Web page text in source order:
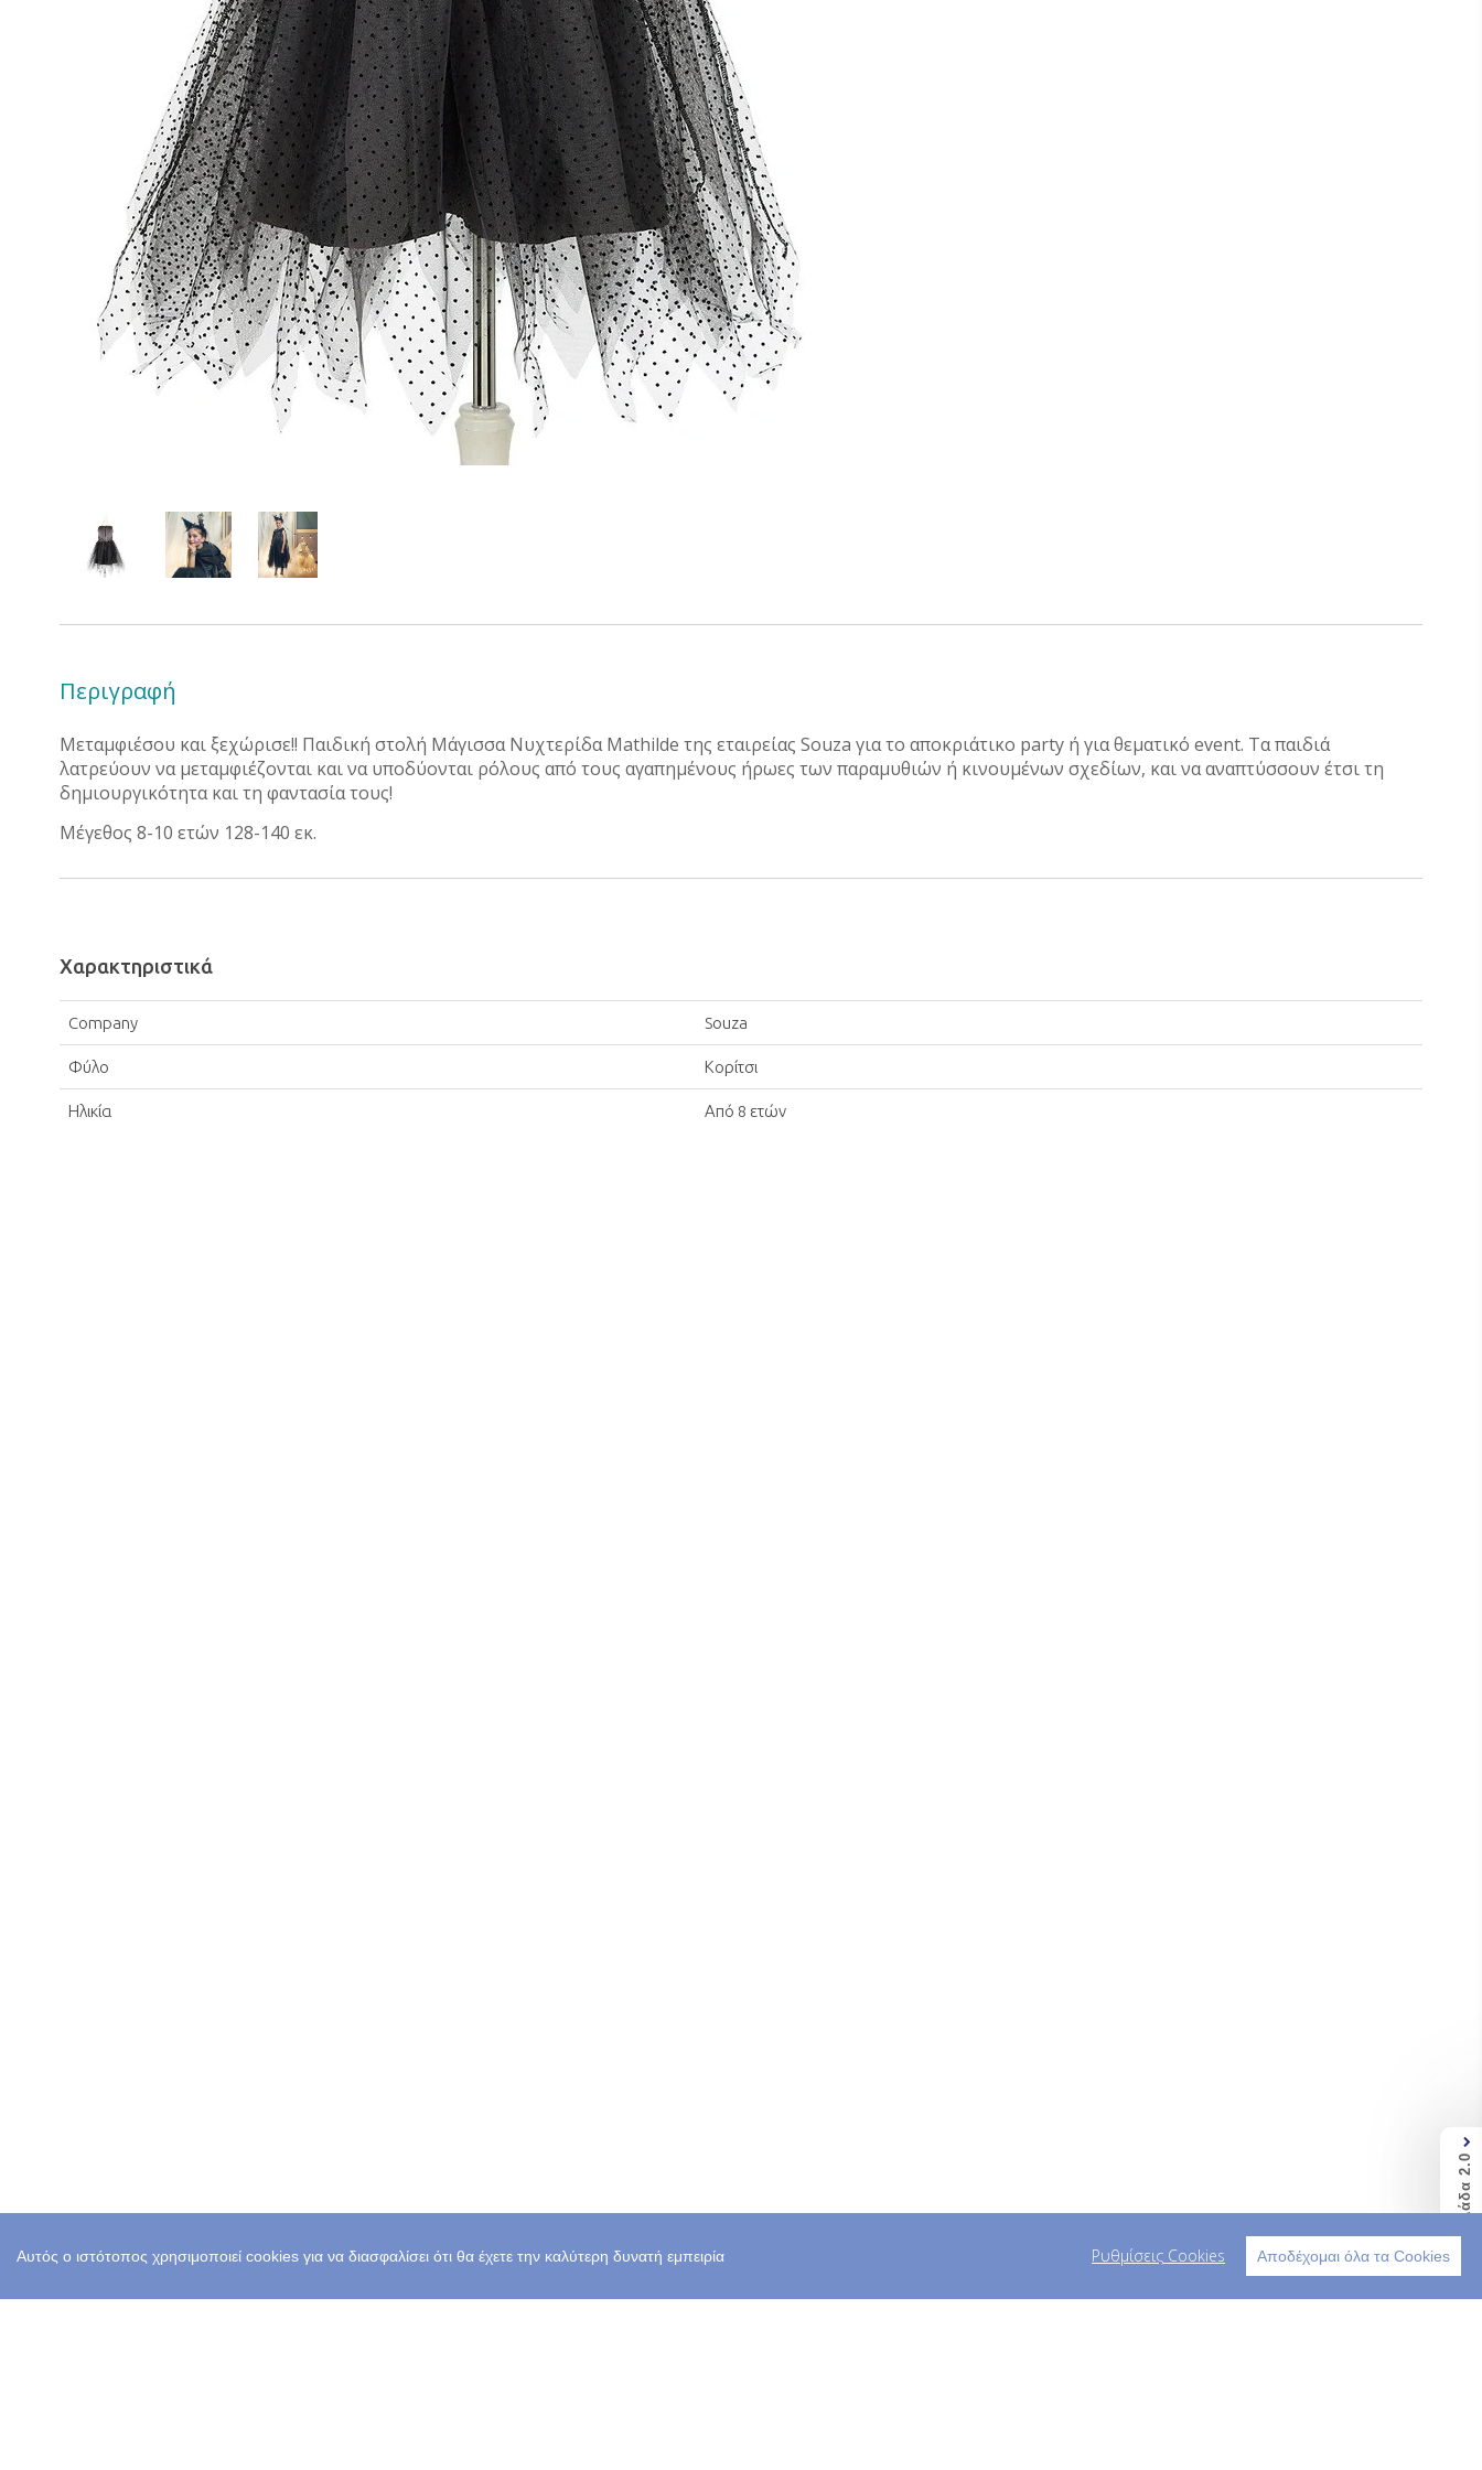
Ελλάδα 2.0
Περιγραφή
Μεταμφιέσου και ξεχώρισε!! Παιδική στολή Μάγισσα Νυχτερίδα Mathilde της εταιρείας Souza για το αποκριάτικο party ή για θεματικό event. Τα παιδιά
λατρεύουν να μεταμφιέζονται και να υποδύονται ρόλους από τους αγαπημένους ήρωες των παραμυθιών ή κινουμένων σχεδίων, και να αναπτύσσουν έτσι τη
δημιουργικότητα και τη φαντασία τους!
Μέγεθος 8-10 ετών 128-140 εκ.
Χαρακτηριστικά
Company Souza
Φύλο Κορίτσι
Ηλικία Από 8 ετών
Αυτός ο ιστότοπος χρησιμοποιεί cookies για να διασφαλίσει ότι θα έχετε την καλύτερη δυνατή εμπειρία Ρυθμίσεις Cookies Αποδέχομαι όλα τα Cookies